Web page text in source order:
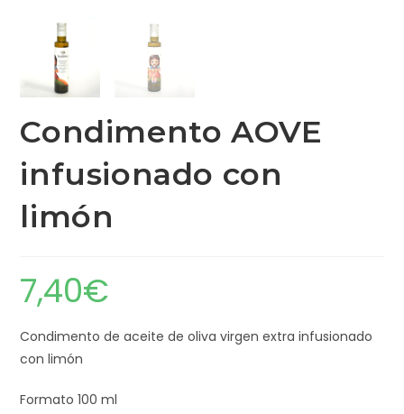
Condimento AOVE
infusionado con
limón
7,40€
Condimento de aceite de oliva virgen extra infusionado
con limón
Formato 100 ml